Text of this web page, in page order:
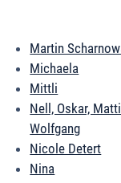
Martin
Michaela
Mittli
Nell, Oskar,
Wolfgang
Nicole Detert
Nina